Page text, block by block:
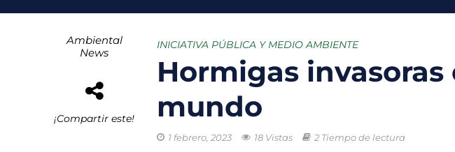
Parques urbanos: espacios verdes que
El buque híbrido chileno que combinará
Transporte eléctrico en México: la movilidad
Arrecifes de coral enfrentan una crisis sin
Ambiental
News
¡Compartir este!
INICIATIVA PÚBLICA Y MEDIO AMBIENTE
Hormigas invasoras
mundo
1 febrero, 2023 18 Vistas 2 Tiempo de lectura